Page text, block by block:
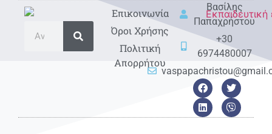
Eπικοινωνία
Όροι Χρήσης
Πολιτική
Απορρήτου
Βασίλης
Παπαχρήστου
+30
6974480007